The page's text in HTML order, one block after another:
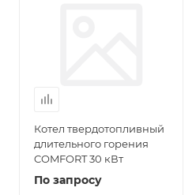
Котел твердотопливный
длительного горения
COMFORT 30 кВт
По запросу